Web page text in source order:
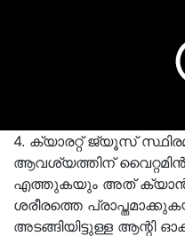
4. ക്യാരറ്റ് ജ്യൂസ്
ആവശ്യത്തിന്‌
എത്തുകയും അത്‌
ശരീരത്തെ
അടങ്ങിയിട്ടുള്ള ആന്റി